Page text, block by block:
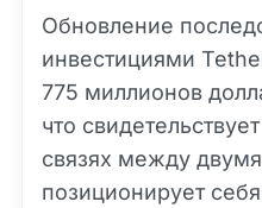
Обновление
инвестициями
775 миллионов
что
связях между
позиционирует